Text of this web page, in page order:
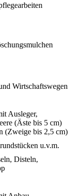
Wirtschaftswegen
Ausleger,
(Äste bis 5 cm)
(Zweige bis 2,5 cm)
u.v.m.
Disteln,